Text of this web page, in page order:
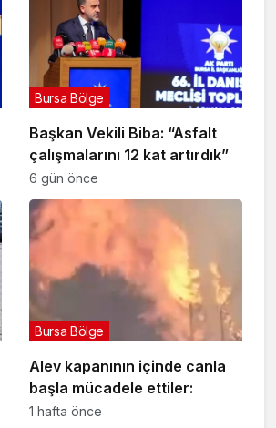
Başkan Vekili Biba: “Asfalt
çalışmalarını 12 kat artırdık”
Bursa Bölge
6 gün önce
Alev kapanının içinde canla
başla mücadele ettiler:
Bursa Bölge
1 hafta önce